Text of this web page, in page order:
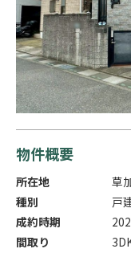
物件概要
所在地
草
種別
戸
成約時期
間取り